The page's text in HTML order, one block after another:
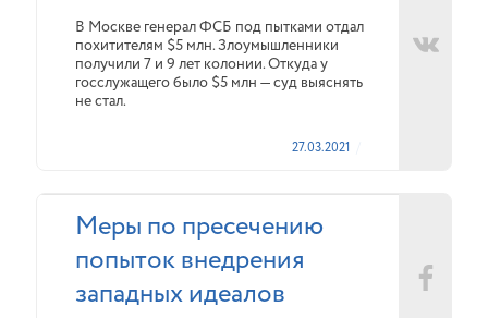
В Москве генерал ФСБ под пытками отдал
похитителям $5 млн. Злоумышленники
получили 7 и 9 лет колонии. Откуда у
госслужащего было $5 млн — суд выяснять
не стал.
27.03.2021
Меры по пресечению
попыток внедрения
западных идеалов